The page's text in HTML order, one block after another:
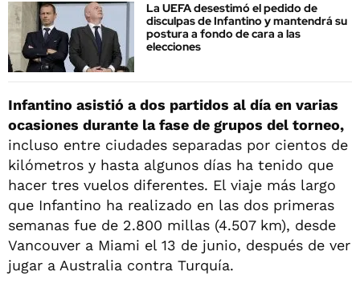
La UEFA desestimó el pedido de
disculpas de Infantino y mantendrá su
postura a fondo de cara a las
elecciones
Infantino asistió a dos partidos al día en varias
ocasiones durante la fase de grupos del torneo,
incluso entre ciudades separadas por cientos de
kilómetros y hasta algunos días ha tenido que
hacer tres vuelos diferentes. El viaje más largo
que Infantino ha realizado en las dos primeras
semanas fue de 2.800 millas (4.507 km), desde
Vancouver a Miami el 13 de junio, después de ver
jugar a Australia contra Turquía.